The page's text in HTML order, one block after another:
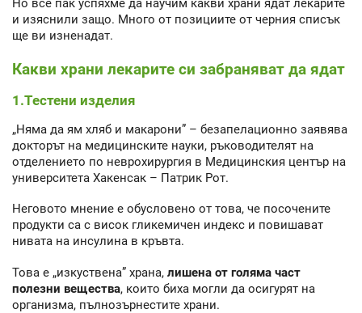
Но все пак успяхме да научим какви храни ядат лекарите
и изяснили защо. Много от позициите от черния списък
ще ви изненадат.
Какви храни лекарите си забраняват да ядат
1.Тестени изделия
„Няма да ям хляб и макарони” – безапелационно заявява
докторът на медицинските науки, ръководителят на
отделението по неврохирургия в Медицинския център на
университета Хакенсак – Патрик Рот.
Неговото мнение е обусловено от това, че посочените
продукти са с висок гликемичен индекс и повишават
нивата на инсулина в кръвта.
Това е „изкуствена” храна, лишена от голяма част
полезни вещества, които биха могли да осигурят на
организма, пълнозърнестите храни.